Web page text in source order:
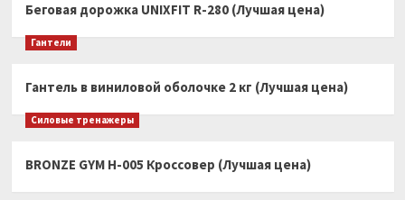
Беговая дорожка UNIXFIT R-280 (Лучшая цена)
Гантели
Гантель в виниловой оболочке 2 кг (Лучшая цена)
Силовые тренажеры
BRONZE GYM H-005 Кроссовер (Лучшая цена)